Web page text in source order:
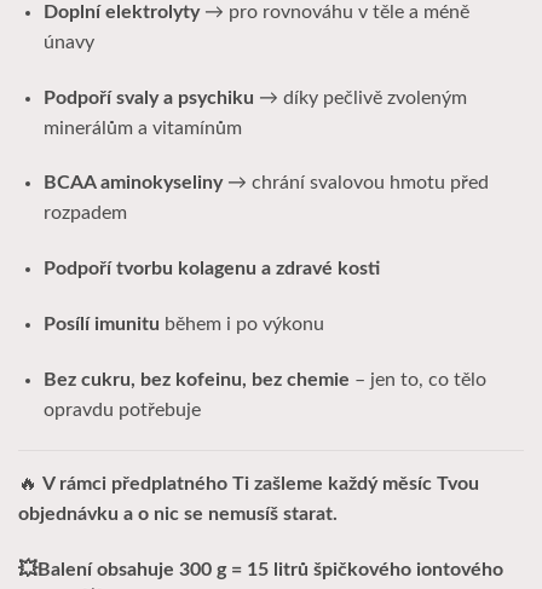
Doplní elektrolyty→ pro rovnováhu v těle a méně
únavy
Podpoří svaly a psychiku → díky pečlivě zvoleným
minerálům a vitamínům
BCAA aminokyseliny→ chrání svalovou hmotu před
rozpadem
Podpoří tvorbu kolagenu a zdravé kosti
Posílí imunitu během i po výkonu
Bez cukru, bez kofeinu, bez chemie – jen to, co tělo
opravdu potřebuje
🔥 V rámci předplatného Ti zašleme každý měsíc Tvou
objednávku a o nic se nemusíš starat.
💥Balení obsahuje 300 g = 15 litrů špičkového iontového